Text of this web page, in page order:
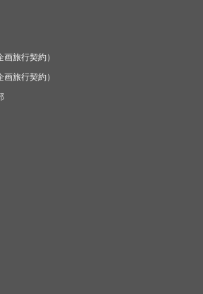
旅行契約）
旅行契約）